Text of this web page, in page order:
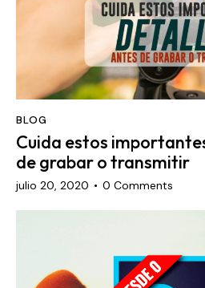
BLOG
Cuida estos
de grabar o transmitir
julio 20, 2020 0 Comments